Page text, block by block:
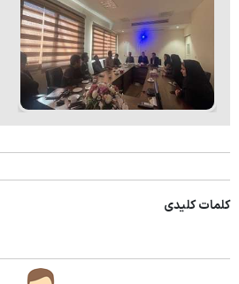
همکاری های بین المللی
آموزش
کنگره
کارگاه
کلمات کلیدی